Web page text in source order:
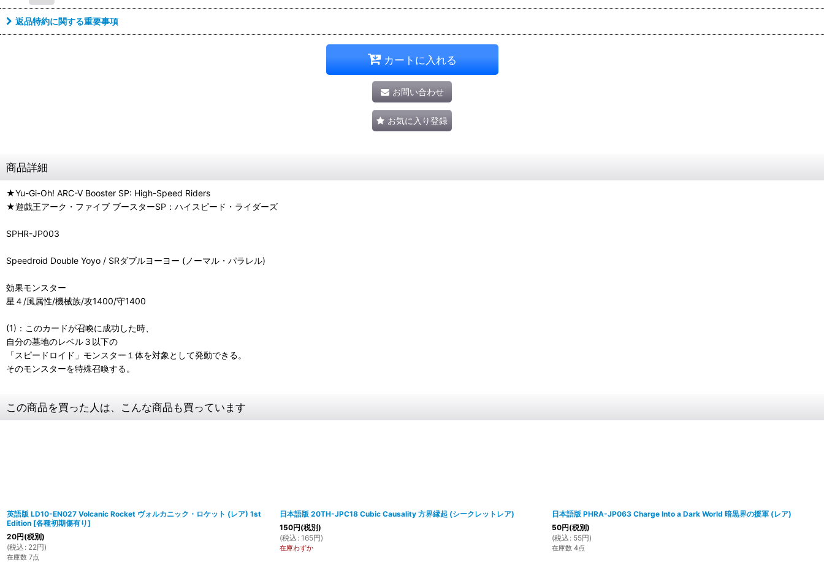
返品特約に関する重要事項
カートに入れる
お問い合わせ
お気に入り登録
商品詳細
★Yu-Gi-Oh! ARC-V Booster SP: High-Speed Riders
★遊戯王アーク・ファイブ ブースターSP：ハイスピード・ライダーズ
SPHR-JP003
Speedroid Double Yoyo / SRダブルヨーヨー (ノーマル・パラレル)
効果モンスター
星４/風属性/機械族/攻1400/守1400
(1)：このカードが召喚に成功した時、
自分の墓地のレベル３以下の
「スピードロイド」モンスター１体を対象として発動できる。
そのモンスターを特殊召喚する。
この商品を買った人は、こんな商品も買っています
英語版 LD10-EN027 Volcanic Rocket ヴォルカニック・ロケット (レア) 1st
Edition [各種初期傷有り]
20円(税別)
(税込 : 22円)
在庫数 7点
日本語版 20TH-JPC18 Cubic Causality 方界縁起 (シークレットレア)
150円(税別)
(税込 : 165円)
在庫わずか
日本語版 PHRA-JP063 Charge Into a Dark World 暗黒界の援軍 (レア)
50円(税別)
(税込 : 55円)
在庫数 4点